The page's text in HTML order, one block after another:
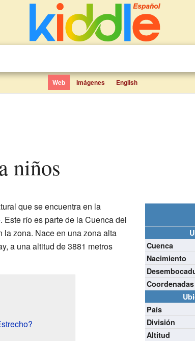
Web Imágenes English
niños
Cuenca
Nacimiento
Coordenadas
País
División
Altitud
que se encuentra en la
. Este río es parte de la Cuenca del
la zona. Nace en una zona alta
a una altitud de 3881 metros